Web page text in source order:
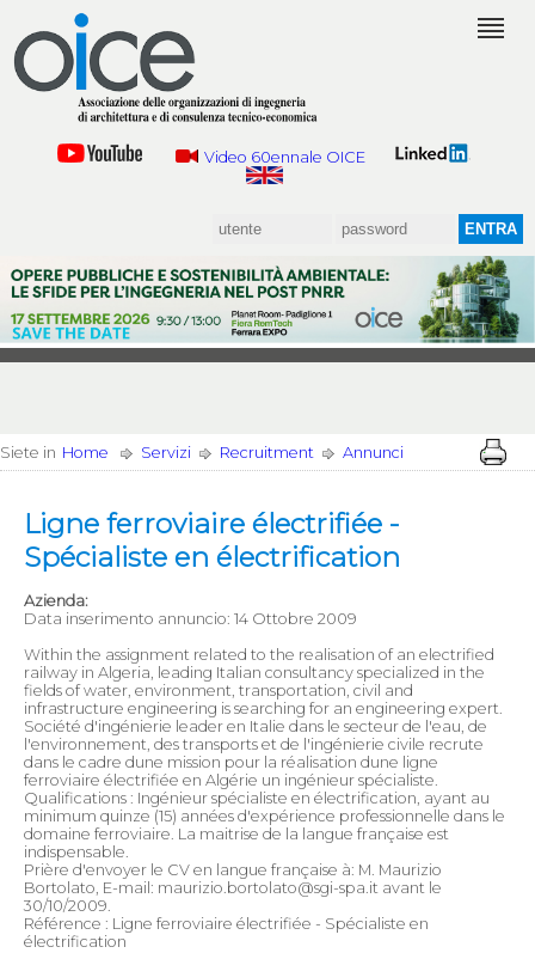
Video 60ennale OICE
Siete in Home Servizi Recruitment Annunci
Ligne ferroviaire électrifiée -
Spécialiste en électrification
Azienda:
Data inserimento annuncio: 14 Ottobre 2009
Within the assignment related to the realisation of an electrified
railway in Algeria, leading Italian consultancy specialized in the
fields of water, environment, transportation, civil and
infrastructure engineering is searching for an engineering expert.
Société d'ingénierie leader en Italie dans le secteur de l'eau, de
l'environnement, des transports et de l'ingénierie civile recrute
dans le cadre dune mission pour la réalisation dune ligne
ferroviaire électrifiée en Algérie un ingénieur spécialiste.
Qualifications : Ingénieur spécialiste en électrification, ayant au
minimum quinze (15) années d'expérience professionnelle dans le
domaine ferroviaire. La maitrise de la langue française est
indispensable.
Prière d'envoyer le CV en langue française à: M. Maurizio
Bortolato, E-mail: maurizio.bortolato@sgi-spa.it avant le
30/10/2009.
Référence : Ligne ferroviaire électrifiée - Spécialiste en
électrification